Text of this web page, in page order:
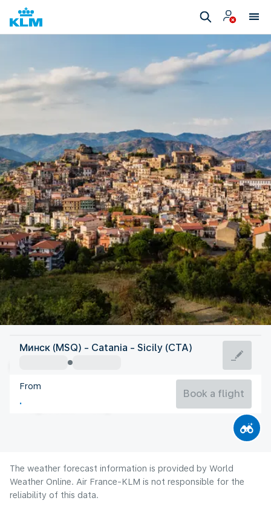
Italy
Catania
Italy
Минск (MSQ) - Catania - Sicily (CTA)
From
Book a flight
The weather forecast information is provided by World
Weather Online. Air France-KLM is not responsible for the
reliability of this data.